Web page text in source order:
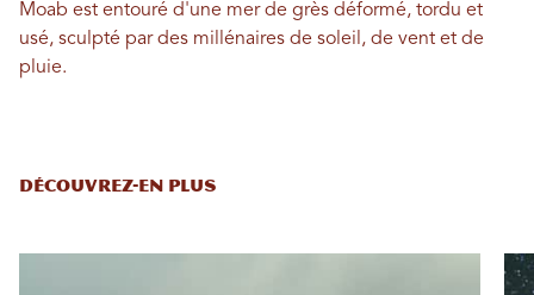
Moab est entouré d'une mer de grès déformé, tordu et
usé, sculpté par des millénaires de soleil, de vent et de
pluie.
DÉCOUVREZ-EN PLUS